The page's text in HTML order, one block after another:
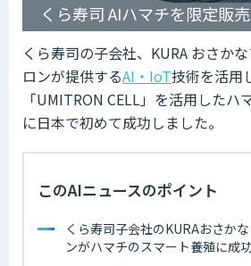
くら寿司 AIハマチを限定販売
くら寿司の子会社、KURA おさか
ロンが提供するAI・IoT技術を活用
「UMITRON CELL」を活用した
に日本で初めて成功しました。
このAIニュースのポイント
くら寿司子会社のKURAおさか
ンがハマチのスマート養殖に成